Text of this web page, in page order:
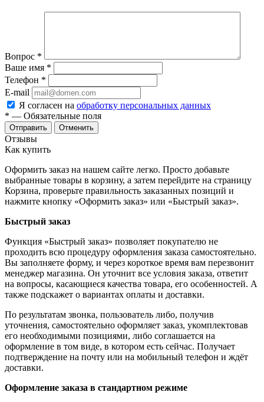
Вопрос *
Ваше имя *
Телефон *
E-mail
Я согласен на обработку персональных данных
* — Обязательные поля
Отменить
Отзывы
Как купить
Оформить заказ на нашем сайте легко. Просто добавьте
выбранные товары в корзину, а затем перейдите на страницу
Корзина, проверьте правильность заказанных позиций и
нажмите кнопку «Оформить заказ» или «Быстрый заказ».
Быстрый заказ
Функция «Быстрый заказ» позволяет покупателю не
проходить всю процедуру оформления заказа самостоятельно.
Вы заполняете форму, и через короткое время вам перезвонит
менеджер магазина. Он уточнит все условия заказа, ответит
на вопросы, касающиеся качества товара, его особенностей. А
также подскажет о вариантах оплаты и доставки.
По результатам звонка, пользователь либо, получив
уточнения, самостоятельно оформляет заказ, укомплектовав
его необходимыми позициями, либо соглашается на
оформление в том виде, в котором есть сейчас. Получает
подтверждение на почту или на мобильный телефон и ждёт
доставки.
Оформление заказа в стандартном режиме